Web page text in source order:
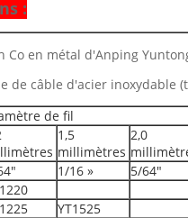
:
Co en métal d'Anping
de câble d'acier inoxydable
de fil
1,5
millimètres
2,0
1/16 » 5/64"
YT1525